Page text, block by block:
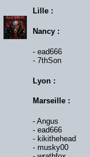
Lille :
Nancy :
- ead666
- 7thSon
Lyon :
Marseille :
- Angus
- ead666
- kikithehead
- musky00